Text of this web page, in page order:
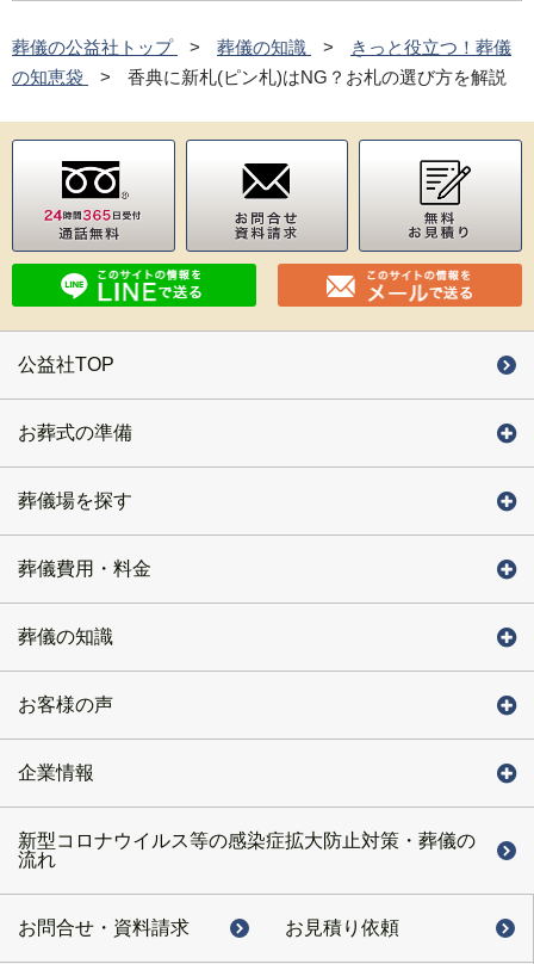
葬儀の公益社トップ 葬儀の知識
きっと役立つ！葬儀
の知恵袋
香典に新札(ピン札)はNG？お札の選び方を解説
公益社TOP
お葬式の準備
葬儀場を探す
葬儀費用・料金
葬儀の知識
お客様の声
企業情報
新型コロナウイルス等の感染症拡大防止対策・葬儀の
流れ
お問合せ・ 資料請求 お見積り依頼